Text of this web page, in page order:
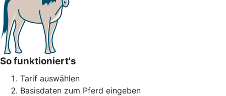
So funktioniert's
Tarif auswählen
Basisdaten zum Pferd eingeben